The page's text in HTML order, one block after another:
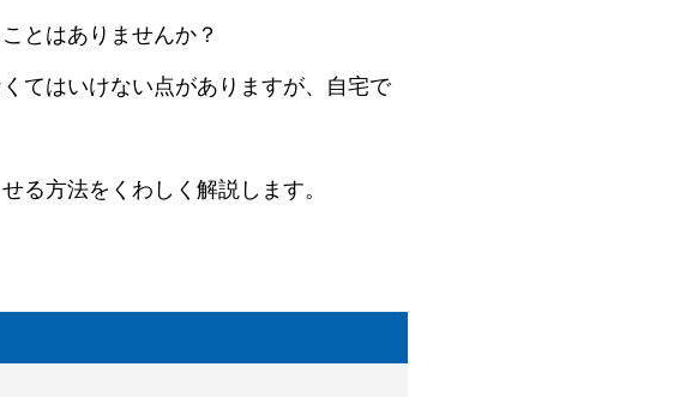
とはありませんか？
てはいけない点がありますが、自宅で
る方法をくわしく解説します。